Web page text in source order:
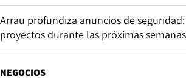
Arrau profundiza anuncios de seguridad:
proyectos durante las próximas
NEGOCIOS